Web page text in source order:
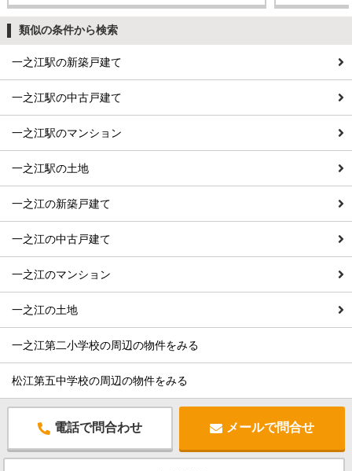
類似の条件から検索
一之江駅の新築戸建て
一之江駅の中古戸建て
一之江駅のマンション
一之江駅の土地
一之江の新築戸建て
一之江の中古戸建て
一之江のマンション
一之江の土地
一之江第二小学校の周辺の物件をみる
松江第五中学校の周辺の物件をみる
電話で問合わせ メールで問合せ